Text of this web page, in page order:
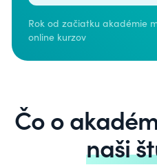
Rok od začiatku akadémie
online kurzov
Čo o
naši